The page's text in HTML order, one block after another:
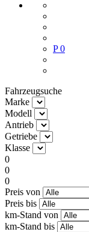
P 0
Fahrzeugsuche
Marke
Modell
Antrieb
Getriebe
Klasse
0
0
0
Preis von
Preis bis
km-Stand von
km-Stand bis